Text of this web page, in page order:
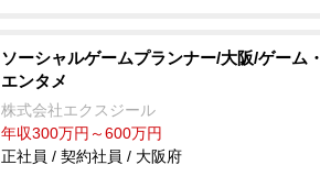
ソーシャルゲームプランナー/大阪/ゲーム・
エンタメ
株式会社エクスジール
年収300万円～600万円
正社員 / 契約社員 / 大阪府